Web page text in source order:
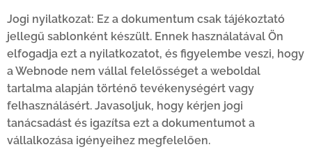
Jogi nyilatkozat: Ez a dokumentum csak tájékoztató
jellegű sablonként készült. Ennek használatával Ön
elfogadja ezt a nyilatkozatot, és figyelembe veszi, hogy
a Webnode nem vállal felelősséget a weboldal
tartalma alapján történő tevékenységért vagy
felhasználásért. Javasoljuk, hogy kérjen jogi
tanácsadást és igazítsa ezt a dokumentumot a
vállalkozása igényeihez megfelelően.